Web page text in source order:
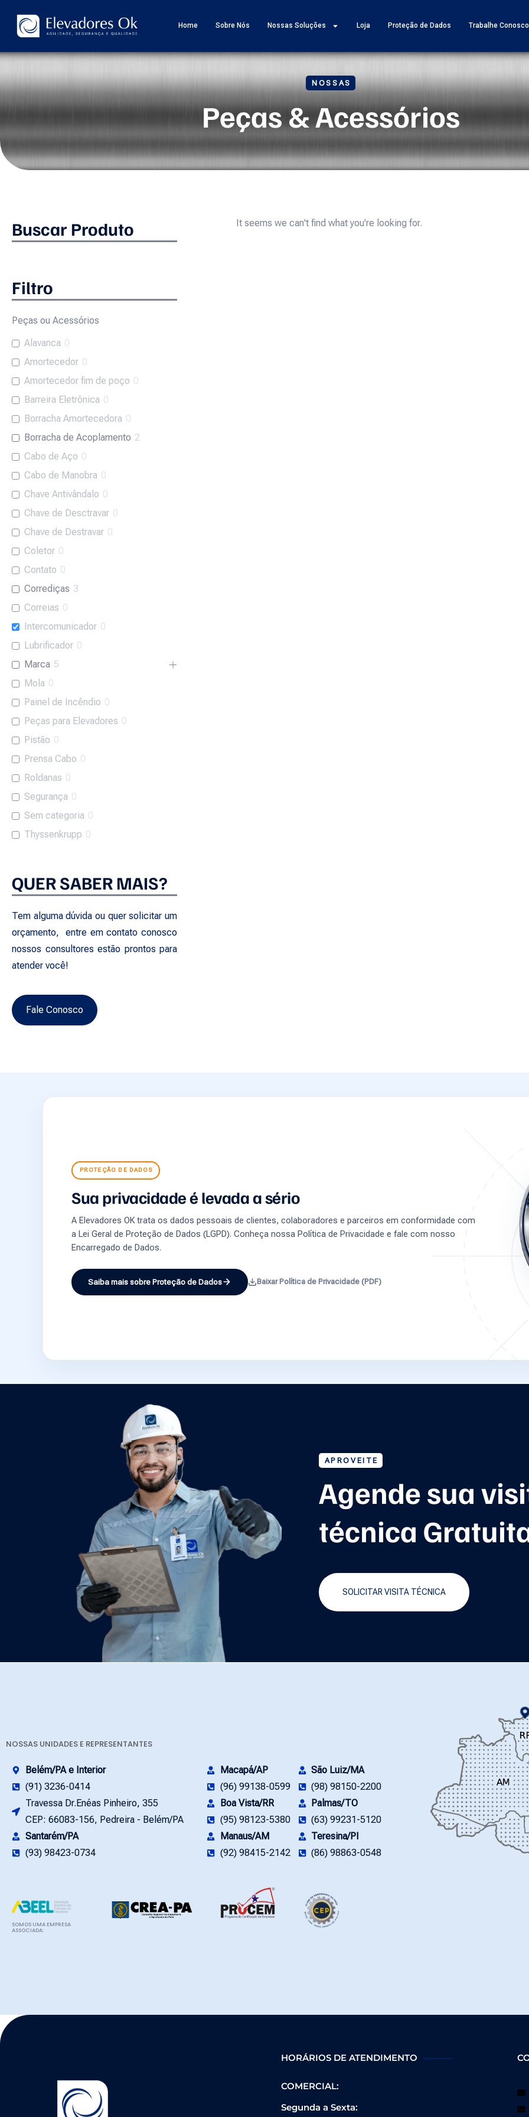
Home Sobre Nós Nossas Soluções Loja Proteção de Dados Trabalhe Conosco
NOSSAS
Peças & Acessórios
Buscar Produto
Filtro
Peças ou Acessórios
Alavanca 0
Amortecedor 0
Amortecedor fim de poço 0
Barreira Eletrônica 0
Borracha Amortecedora 0
Borracha de Acoplamento 2
Cabo de Aço 0
Cabo de Manobra 0
Chave Antivândalo 0
Chave de Desctravar 0
Chave de Destravar 0
Coletor 0
Contato 0
Corrediças 3
Correias 0
Intercomunicador 0
Lubrificador 0
Marca 5
Mola 0
Painel de Incêndio 0
Peças para Elevadores 0
Pistão 0
Prensa Cabo 0
Roldanas 0
Segurança 0
Sem categoria 0
Thyssenkrupp 0
QUER SABER MAIS?
Tem alguma dúvida ou quer solicitar um
orçamento, entre em contato conosco
nossos consultores estão prontos para
atender você!
Fale Conosco
It seems we can't find what you're looking for.
PROTEÇÃO DE DADOS
Sua privacidade é levada a sério
A Elevadores OK trata os dados pessoais de clientes, colaboradores e parceiros em conformidade com
a Lei Geral de Proteção de Dados (LGPD). Conheça nossa Política de Privacidade e fale com nosso
Encarregado de Dados.
Saiba mais sobre Proteção de Dados Baixar Política de Privacidade (PDF)
APROVEITE
Agende sua
técnica
SOLICITAR VISITA TÉCNICA
NOSSAS UNIDADES E REPRESENTANTES
Belém/PA e Interior
(91) 3236-0414
Travessa Dr.Enéas Pinheiro, 355
CEP: 66083-156, Pedreira - Belém/PA
Santarém/PA
(93) 98423-0734
Macapá/AP
(96) 99138-0599
São Luiz/MA
(98) 98150-2200
Boa Vista/RR
(95) 98123-5380
Palmas/TO
(63) 99231-5120
Manaus/AM
(92) 98415-2142
Teresina/PI
(86) 98863-0548
SOMOS UMA EMPRESA
ASSOCIADA:
HORÁRIOS DE ATENDIMENTO
COMERCIAL:
Segunda a Sexta: